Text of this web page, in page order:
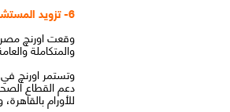
6- تزويد المستشفيات الجامعية بكواشف طبية معتمدة دولياً لتشخيص الاصابة بفيروس كورونا
وقعت اورنچ
والمتكاملة
وتستمر اورنچ
دعم القطاع
للأورام